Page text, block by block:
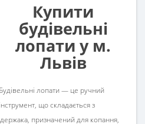
Купити
будівельні
лопати у м.
Львів
Будівельні лопати — це ручний
інструмент, що складається з
призначений для копання,